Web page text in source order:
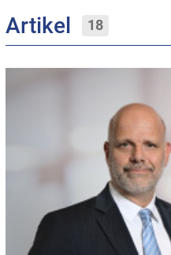
Artikel 18